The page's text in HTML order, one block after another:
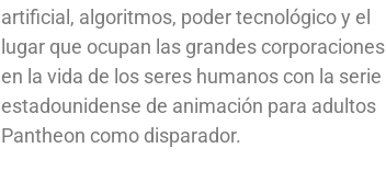
artificial, algoritmos, poder tecnológico y el
lugar que ocupan las grandes corporaciones
en la vida de los seres humanos con la serie
estadounidense de animación para adultos
Pantheon como disparador.